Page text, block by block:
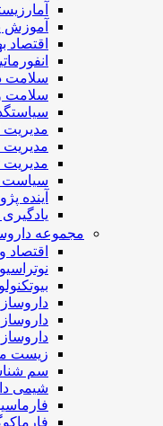
آموزش
اقتصاد
سلامت
سلامت
مدیریت
سیاست
آینده
مجموعه
اقتصاد
زیست
سم
شيمی